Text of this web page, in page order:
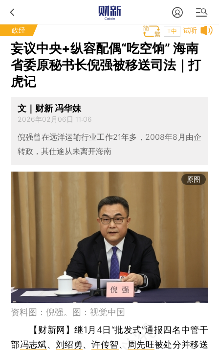
政经 试听
T中
妄议中央+纵容配偶“吃空饷” 海南
省委原秘书长倪强被移送司法｜打
虎记
文｜财新 冯华妹
2026年02月06日 11:06
倪强曾在远洋运输行业工作21年多，2008年8月由企
转政，其仕途从未离开海南
原图
资料图：倪强。图：视觉中国
【财新网】继1月4日“批发式”通报四名中管干
部冯志斌、刘绍勇、许传智、 周先旺被处分并移送